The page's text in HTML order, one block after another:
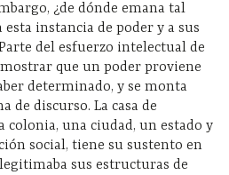
¿de dónde emana tal
instancia de poder y a sus
del esfuerzo intelectual de
que un poder proviene
determinado, y se monta
de discurso. La casa de
colonia, una ciudad, un estado y
social, tiene su sustento en
sus estructuras de